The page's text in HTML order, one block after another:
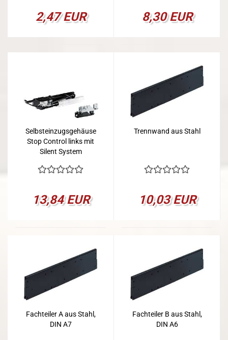
2,47 EUR 8,30 EUR
Selbsteinzugsgehäuse
Stop Control links mit
Silent System
13,84 EUR
Trennwand aus Stahl
10,03 EUR
Fachteiler A aus Stahl,
DIN A7
Fachteiler B aus Stahl,
DIN A6